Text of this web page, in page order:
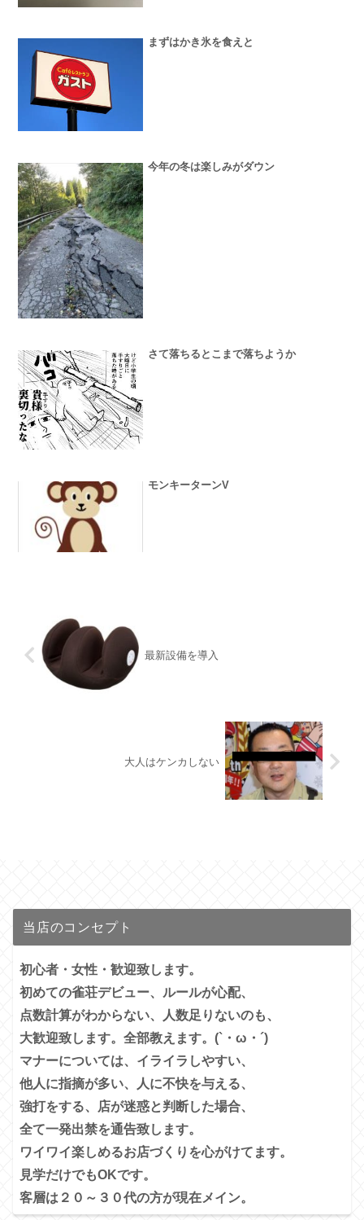
まずはかき氷を食えと
今年の冬は楽しみがダウン
さて落ちるとこまで落ちようか
モンキーターンV
最新設備を導入
大人はケンカしない
当店のコンセプト
初心者・女性・歓迎致します。
初めての雀荘デビュー、ルールが心配、
点数計算がわからない、人数足りないのも、
大歓迎致します。全部教えます。(`・ω・´)
マナーについては、イライラしやすい、
他人に指摘が多い、
人に不快を与える、
強打をする、店が迷惑と判断した場合、
全て一発出禁を通告致します。
ワイワイ楽しめるお店づくりを心がけてます。
見学だけでもOKです。
客層は２０～３０代の方が現在メイン。